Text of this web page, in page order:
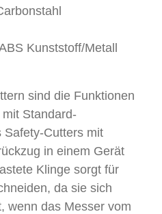
Kunststoff/Metall
sind die Funktionen
Standard-
Safety-Cutters mit
in einem Gerät
Klinge sorgt für
da sie sich
wenn das Messer vom